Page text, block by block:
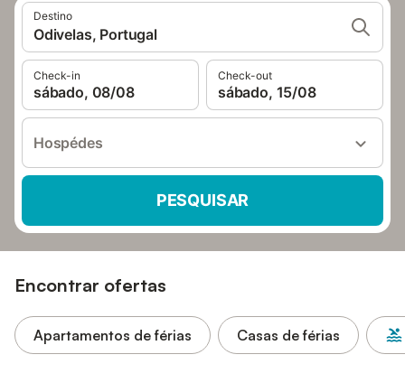
Destino
Odivelas, Portugal
Check-in
sábado, 08/08
Check-out
sábado, 15/08
Hospédes
PESQUISAR
Encontrar ofertas
Apartamentos de férias Casas de férias